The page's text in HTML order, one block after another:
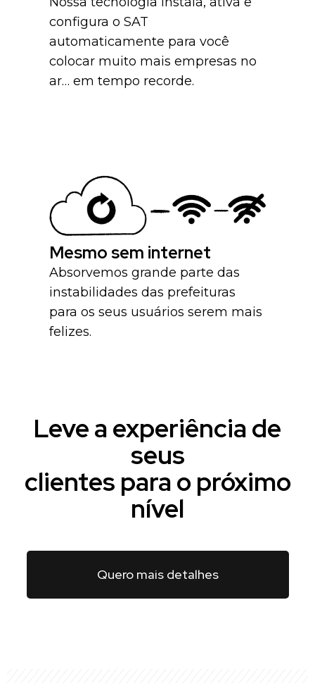
configura o SAT
automaticamente para você
colocar muito mais empresas no
ar… em tempo recorde.
Mesmo sem internet
Absorvemos grande parte das
instabilidades das prefeituras
para os seus usuários serem mais
felizes.
Leve a experiência de
seus
clientes para o próximo
nível
Quero mais detalhes